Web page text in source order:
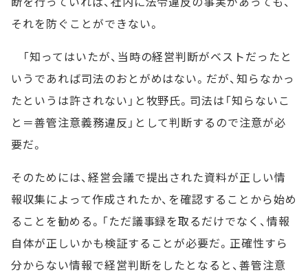
それを防ぐことができない。
「知ってはいたが、当時の経営判断がベストだったと
いうであれば司法のおとがめはない。だが、知らなかっ
たというは許されない」と牧野氏。司法は「知らないこ
と＝善管注意義務違反」として判断するので注意が必
要だ。
そのためには、経営会議で提出された資料が正しい情
報収集によって作成されたか、を確認することから始め
ることを勧める。「ただ議事録を取るだけでなく、情報
自体が正しいかも検証することが必要だ。正確性すら
分からない情報で経営判断をしたとなると、善管注意